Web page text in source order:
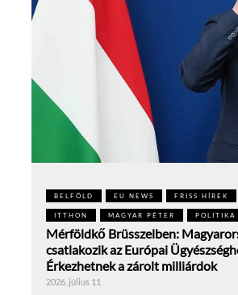
BELFÖLD EU NEWS FRISS HÍREK
ITTHON MAGYAR PÉTER POLITIKA
Mérföldkő Brüsszelben:
csatlakozik az Európai
Érkezhetnek a zárolt milliárdok
2026. július 11